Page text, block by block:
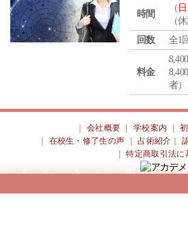
時間
（ 日
（
回数
全1
料金
者）
会社概要 ｜学校案内 ｜
在校生・修了生の声 ｜占術紹介 ｜
｜特定商取引法に